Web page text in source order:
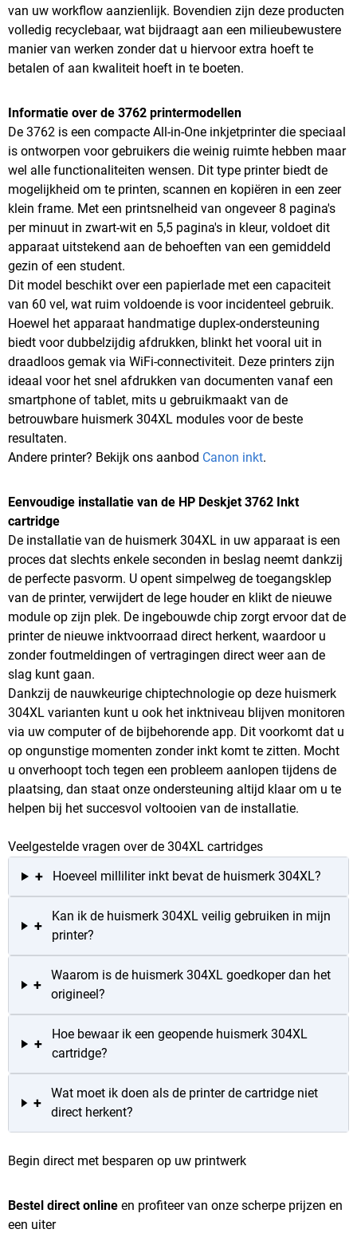
van uw workflow aanzienlijk. Bovendien zijn deze producten
volledig recyclebaar, wat bijdraagt aan een milieubewustere
manier van werken zonder dat u hiervoor extra hoeft te
betalen of aan kwaliteit hoeft in te boeten.
Informatie over de 3762 printermodellen
De 3762 is een compacte All-in-One inkjetprinter die speciaal
is ontworpen voor gebruikers die weinig ruimte hebben maar
wel alle functionaliteiten wensen. Dit type printer biedt de
mogelijkheid om te printen, scannen en kopiëren in een zeer
klein frame. Met een printsnelheid van ongeveer 8 pagina's
per minuut in zwart-wit en 5,5 pagina's in kleur, voldoet dit
apparaat uitstekend aan de behoeften van een gemiddeld
gezin of een student.
Dit model beschikt over een papierlade met een capaciteit
van 60 vel, wat ruim voldoende is voor incidenteel gebruik.
Hoewel het apparaat handmatige duplex-ondersteuning
biedt voor dubbelzijdig afdrukken, blinkt het vooral uit in
draadloos gemak via WiFi-connectiviteit. Deze printers zijn
ideaal voor het snel afdrukken van documenten vanaf een
smartphone of tablet, mits u gebruikmaakt van de
betrouwbare huismerk 304XL modules voor de beste
resultaten.
Andere printer? Bekijk ons aanbod Canon inkt.
Eenvoudige installatie van de HP Deskjet 3762 Inkt
cartridge
De installatie van de huismerk 304XL in uw apparaat is een
proces dat slechts enkele seconden in beslag neemt dankzij
de perfecte pasvorm. U opent simpelweg de toegangsklep
van de printer, verwijdert de lege houder en klikt de nieuwe
module op zijn plek. De ingebouwde chip zorgt ervoor dat de
printer de nieuwe inktvoorraad direct herkent, waardoor u
zonder foutmeldingen of vertragingen direct weer aan de
slag kunt gaan.
Dankzij de nauwkeurige chiptechnologie op deze huismerk
304XL varianten kunt u ook het inktniveau blijven monitoren
via uw computer of de bijbehorende app. Dit voorkomt dat u
op ongunstige momenten zonder inkt komt te zitten. Mocht
u onverhoopt toch tegen een probleem aanlopen tijdens de
plaatsing, dan staat onze ondersteuning altijd klaar om u te
helpen bij het succesvol voltooien van de installatie.
Veelgestelde vragen over de 304XL cartridges
+ Hoeveel milliliter inkt bevat de huismerk 304XL?
+
Kan ik de huismerk 304XL veilig gebruiken in mijn
printer?
+
Waarom is de huismerk 304XL goedkoper dan het
origineel?
+
Hoe bewaar ik een geopende huismerk 304XL
cartridge?
+
Wat moet ik doen als de printer de cartridge niet
direct herkent?
Begin direct met besparen op uw printwerk
Bestel direct online en profiteer van onze scherpe prijzen en
een uiter